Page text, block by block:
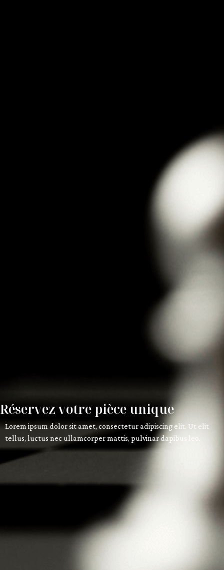
Réservez votre pièce unique
Lorem ipsum dolor sit amet, consectetur adipiscing elit. Ut elit
tellus, luctus nec ullamcorper mattis, pulvinar dapibus leo.